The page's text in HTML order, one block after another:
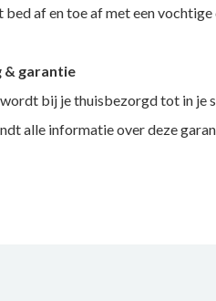
bed af en toe af met een
& garantie
bij je thuisbezorgd tot in je
alle informatie over deze